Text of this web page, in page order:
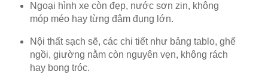
Ngoại hình xe còn đẹp, nước sơn zin, không
móp méo hay từng đâm đụng lớn.
Nội thất sạch sẽ, các chi tiết như bảng tablo, ghế
ngồi, giường nằm còn nguyên vẹn, không rách
hay bong tróc.